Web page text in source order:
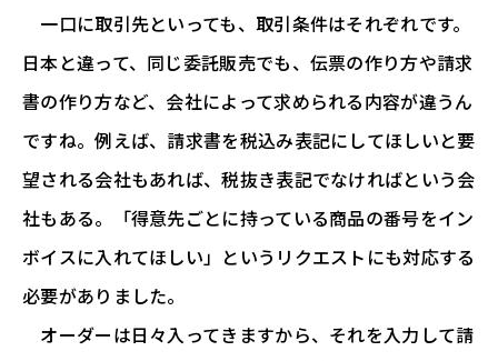
一口に取引先といっても、取引条件はそれぞれです。
日本と違って、同じ委託販売でも、伝票の作り方や請求
書の作り方など、会社によって求められる内容が違うん
ですね。例えば、請求書を税込み表記にしてほしいと要
望される会社もあれば、税抜き表記でなければという会
社もある。「得意先ごとに持っている商品の番号をイン
ボイスに入れてほしい」というリクエストにも対応する
必要がありました。
オーダーは日々入ってきますから、それを入力して請